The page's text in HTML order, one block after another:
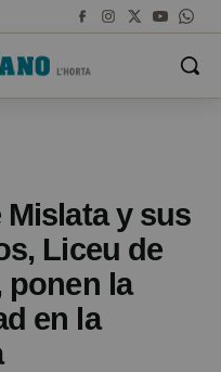
y sus
Liceu de
ponen la
en la